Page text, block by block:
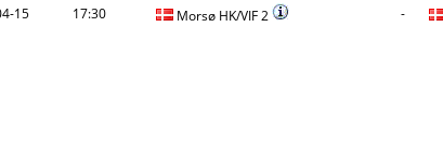
15 17:30 Morsø HK/VIF 2 -